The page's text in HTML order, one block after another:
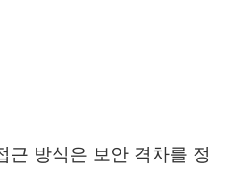
근 방식은 보안 격차를 정